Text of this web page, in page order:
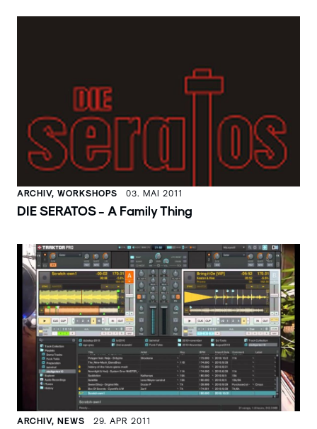
ARCHIV, WORKSHOPS 03. MAI 2011
DIE SERATOS - A Family Thing
ARCHIV, NEWS 29. APR 2011